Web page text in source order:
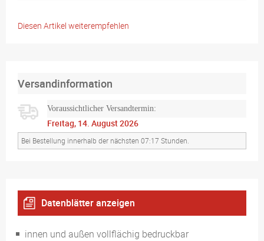
Diesen Artikel weiterempfehlen
Versandinformation
Voraussichtlicher Versandtermin:
Freitag, 14. August 2026
Bei Bestellung innerhalb der nächsten 07:17 Stunden.
Datenblätter anzeigen
Endgültiges offenes Format 14,8 x 10,5 cm
innen und außen vollflächig bedruckbar